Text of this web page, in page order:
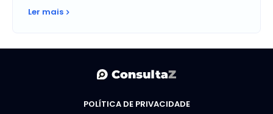
Ler mais
POLÍTICA DE PRIVACIDADE